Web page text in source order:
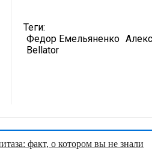
Теги:
Федор Емельяненко
Bellator
факт, о котором вы не знали